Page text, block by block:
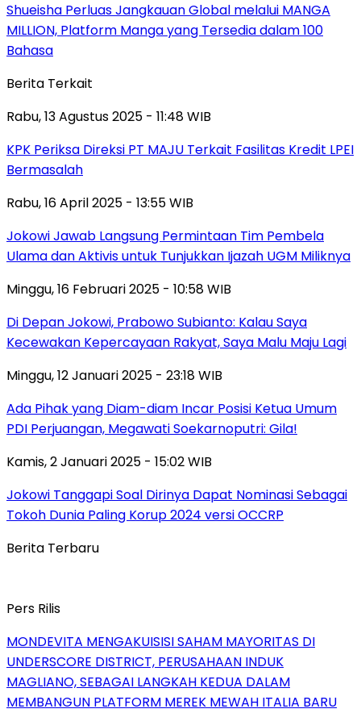
Shueisha Perluas Jangkauan Global melalui MANGA
MILLION, Platform Manga yang Tersedia dalam 100
Bahasa
Berita Terkait
Rabu, 13 Agustus 2025 - 11:48 WIB
KPK Periksa Direksi PT MAJU Terkait Fasilitas Kredit LPEI
Bermasalah
Rabu, 16 April 2025 - 13:55 WIB
Jokowi Jawab Langsung Permintaan Tim Pembela
Ulama dan Aktivis untuk Tunjukkan Ijazah UGM Miliknya
Minggu, 16 Februari 2025 - 10:58 WIB
Di Depan Jokowi, Prabowo Subianto: Kalau Saya
Kecewakan Kepercayaan Rakyat, Saya Malu Maju Lagi
Minggu, 12 Januari 2025 - 23:18 WIB
Ada Pihak yang Diam-diam Incar Posisi Ketua Umum
PDI Perjuangan, Megawati Soekarnoputri: Gila!
Kamis, 2 Januari 2025 - 15:02 WIB
Jokowi Tanggapi Soal Dirinya Dapat Nominasi Sebagai
Tokoh Dunia Paling Korup 2024 versi OCCRP
Berita Terbaru
Pers Rilis
MONDEVITA MENGAKUISISI SAHAM MAYORITAS DI
UNDERSCORE DISTRICT, PERUSAHAAN INDUK
MAGLIANO, SEBAGAI LANGKAH KEDUA DALAM
MEMBANGUN PLATFORM MEREK MEWAH ITALIA BARU